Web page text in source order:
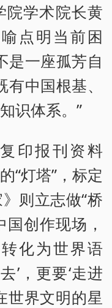
院学术院长黄
点明当前困
是一座孤芳自
有中国根基、
识体系。”
印报刊资料
“灯塔”，标定
则立志做“桥
国创作现场，
化为世界语
’，更要‘走进
世界文明的星